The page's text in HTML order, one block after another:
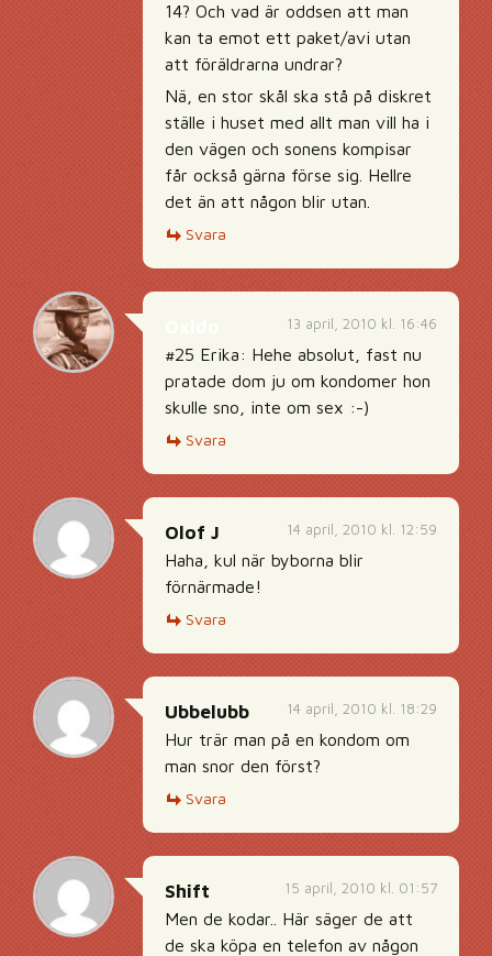
14? Och vad är oddsen att man
kan ta emot ett paket/avi utan
att föräldrarna undrar?
Nä, en stor skål ska stå på diskret
ställe i huset med allt man vill ha i
den vägen och sonens kompisar
får också gärna förse sig. Hellre
det än att någon blir utan.
Svara
13 april, 2010 kl. 16:46
#25 Erika: Hehe absolut, fast nu
pratade dom ju om kondomer hon
skulle sno, inte om sex :-)
Svara
14 april, 2010 kl. 12:59
Olof J
Haha, kul när byborna blir
förnärmade!
Svara
14 april, 2010 kl. 18:29
Ubbelubb
Hur trär man på en kondom om
man snor den först?
Svara
15 april, 2010 kl. 01:57
Shift
Men de kodar.. Här säger de att
de ska köpa en telefon av någon